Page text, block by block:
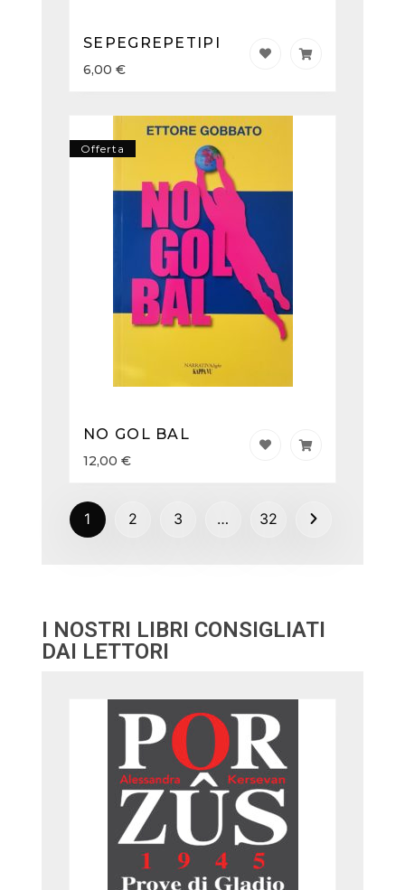
SEPEGREPETIPI
6,00 €
Offerta
NO GOL BAL
12,00 €
1 2 3 … 32
I NOSTRI LIBRI CONSIGLIATI
DAI LETTORI